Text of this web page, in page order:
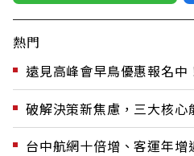
熱門
遠見高峰會早鳥優惠報名中
破解決策新焦慮，三大核心
台中航網十倍增、客運年增